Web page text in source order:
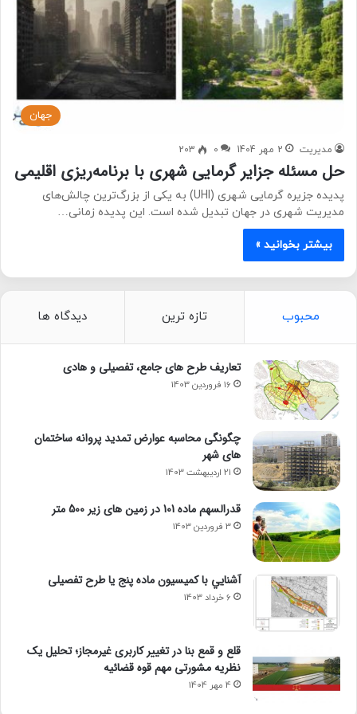
جهان
مدیریت 2 مهر 1404 0
203
حل مسئله جزایر گرمایی شهری با برنامه‌ریزی اقلیمی
پدیده جزیره گرمایی شهری (UHI) به یکی از بزرگ‌ترین چالش‌های
مدیریت شهری در جهان تبدیل شده است. این پدیده زمانی…
بیشتر بخوانید »
محبوب تازه ترین دیدگاه ها
تعاریف طرح های جامع، تفصیلی و هادی
16 فروردین 1403
چگونگی محاسبه عوارض تمدید پروانه ساختمان
های شهر
21 اردیبهشت 1403
قدرالسهم ماده 101 در زمین های زیر 500 متر
3 فروردین 1403
آشنايي با كميسيون ماده پنج یا طرح تفصیلی
6 خرداد 1403
قلع و قمع بنا در تغییر کاربری غیرمجاز؛ تحلیل یک
نظریه مشورتی مهم قوه قضائیه
4 مهر 1404